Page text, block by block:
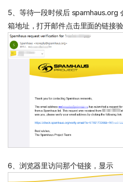
5、等待一段时候后 spamhaus.org
箱地址，打开邮件点击里面的链接
6、浏览器里访问那个链接，显示